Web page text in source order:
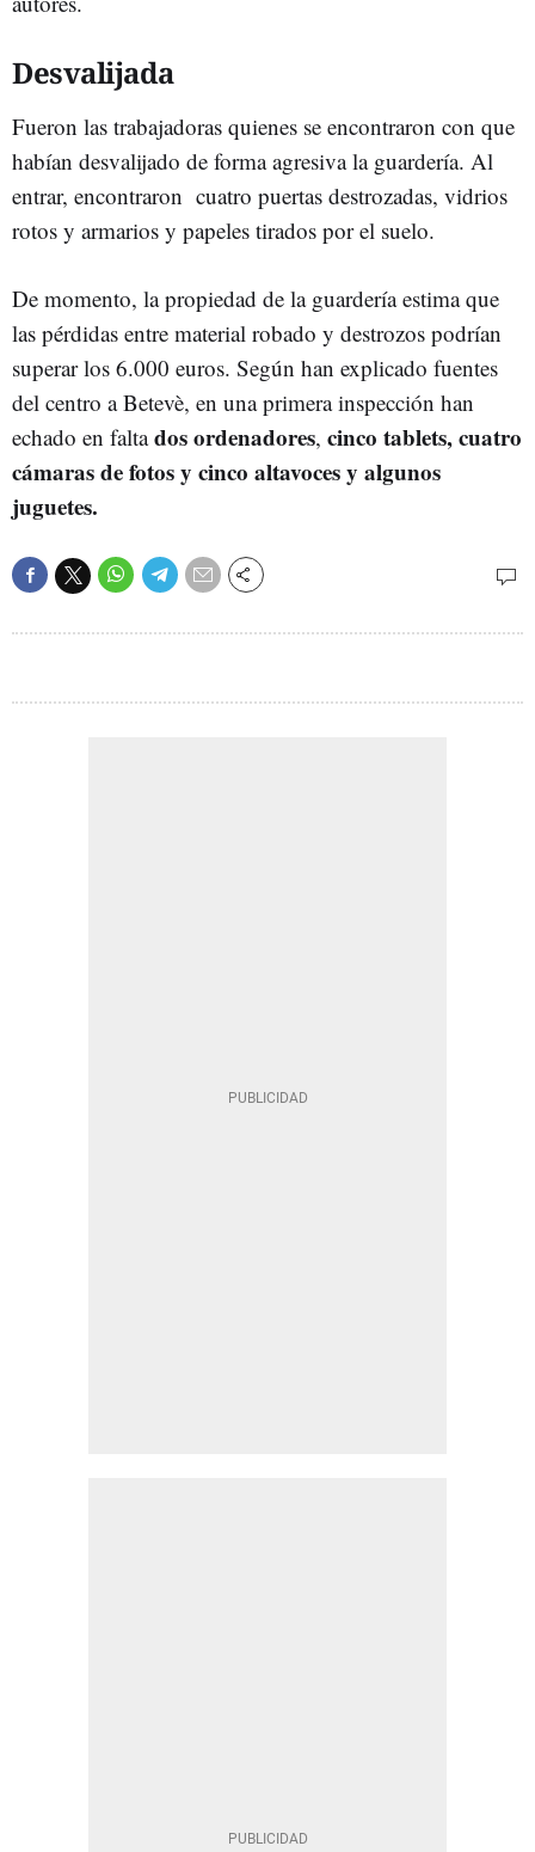
Desvalijada
Fueron las trabajadoras quienes se encontraron con que
habían desvalijado de forma agresiva la guardería. Al
entrar, encontraron cuatro puertas destrozadas, vidrios
rotos y armarios y papeles tirados por el suelo.
De momento, la propiedad de la guardería estima que
las pérdidas entre material robado y destrozos podrían
superar los 6.000 euros. Según han explicado fuentes
del centro a Betevè, en una primera inspección han
echado en faltados ordenadores, cinco tablets, cuatro
cámaras de fotos y cinco altavoces y algunos
juguetes.